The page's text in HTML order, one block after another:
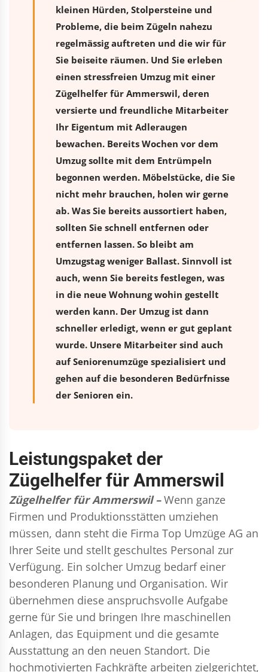
kleinen Hürden, Stolpersteine und
Probleme, die beim Zügeln nahezu
regelmässig auftreten und die wir für
Sie beiseite räumen. Und Sie erleben
einen stressfreien Umzugmit einer
Zügelhelfer für Ammerswil, deren
versierte und freundliche Mitarbeiter
Ihr Eigentum mit Adleraugen
bewachen. Bereits Wochen vor dem
Umzug sollte mit dem Entrümpeln
begonnen werden. Möbelstücke, die Sie
nicht mehr brauchen, holen wir gerne
ab. Was Sie bereits aussortiert haben,
sollten Sie schnell entfernen oder
entfernen lassen. So bleibt am
Umzugstag weniger Ballast. Sinnvoll ist
auch, wenn Sie bereits festlegen, was
in die neue Wohnung wohin gestellt
werden kann. Der Umzug ist dann
schneller erledigt, wenn er gut geplant
wurde. Unsere Mitarbeiter sind auch
auf Seniorenumzüge spezialisiert und
gehen auf die besonderen Bedürfnisse
der Senioren ein.
Leistungspaket der
Zügelhelfer für Ammerswil
Zügelhelfer für Ammerswil – Wenn ganze
Firmen und Produktionsstätten umziehen
müssen, dann steht die Firma Top Umzüge AG an
Ihrer Seite und stellt geschultes Personal zur
Verfügung. Ein solcher Umzug bedarf einer
besonderen Planung und Organisation. Wir
übernehmen diese anspruchsvolle Aufgabe
gerne für Sie und bringen Ihre maschinellen
Anlagen, das Equipment und die gesamte
Ausstattung an den neuen Standort. Die
hochmotivierten Fachkräfte arbeiten zielgerichtet,